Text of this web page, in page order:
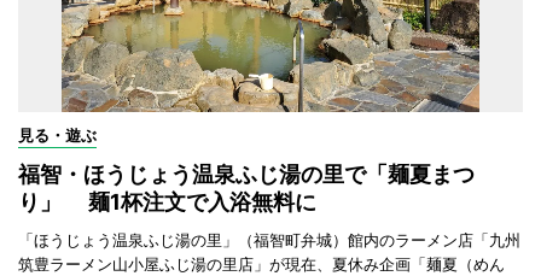
見る・遊ぶ
福智・ほうじょう温泉ふじ湯の里で「麺夏まつ
り」 麺1杯注文で入浴無料に
「ほうじょう温泉ふじ湯の里」（福智町弁城）館内のラーメン店「九州
筑豊ラーメン山小屋ふじ湯の里店」が現在、夏休み企画「麺夏（めん